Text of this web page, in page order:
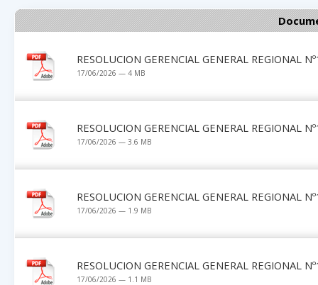
RESOLUCION GERENCIAL GENERAL REGIONAL
17/06/2026 — 4 MB
RESOLUCION GERENCIAL GENERAL REGIONAL
17/06/2026 — 3.6 MB
RESOLUCION GERENCIAL GENERAL REGIONAL
17/06/2026 — 1.9 MB
RESOLUCION GERENCIAL GENERAL REGIONAL
17/06/2026 — 1.1 MB